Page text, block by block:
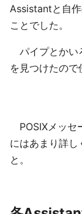
Assistantと自
ことでした。
パイプとかい
を見つけたので
POSIXメッセ
にはあまり詳
と。